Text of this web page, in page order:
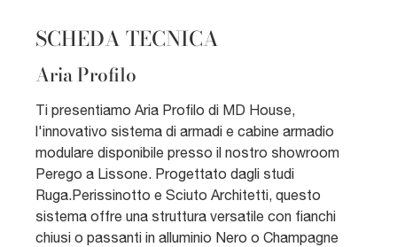
SCHEDA TECNICA
Aria Profilo
Ti presentiamo Aria Profilo di MD House,
l'innovativo sistema di armadi e cabine armadio
modulare disponibile presso il nostro showroom
Perego a Lissone. Progettato dagli studi
Ruga.Perissinotto e Sciuto Architetti, questo
sistema offre una struttura versatile con fianchi
chiusi o passanti in alluminio Nero o Champagne